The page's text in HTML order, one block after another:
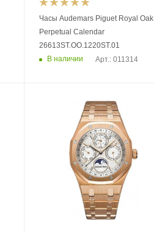
Часы Audemars Piguet Royal Oak
Perpetual Calendar
26613ST.OO.1220ST.01
В наличии
Арт.: 011314